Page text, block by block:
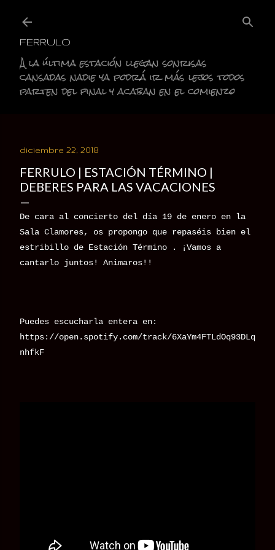
FERRULO
A la última estación llegan sonrisas
cansadas nadie ya podrá ir más lejos todos
parten del final y acaban en el comienzo
diciembre 22, 2018
FERRULO | ESTACIÓN TÉRMINO |
DEBERES PARA LAS VACACIONES
De cara al concierto del día 19 de enero en la
Sala Clamores, os propongo que repaséis bien el
estribillo de Estación Término . ¡Vamos a
cantarlo juntos! Animaros!!
Puedes escucharla entera en:
https://open.spotify.com/track/6XaYm4FTLdOq93DLq
nhfkF